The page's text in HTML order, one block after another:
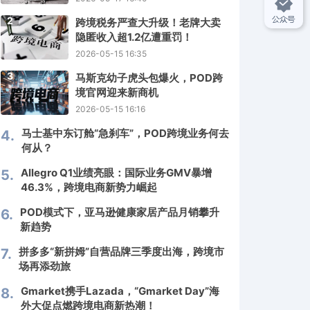
2
跨境税务严查大升级！老牌大卖
隐匿收入超1.2亿遭重罚！
2026-05-15 16:35
3
马斯克幼子虎头包爆火，POD跨
境官网迎来新商机
2026-05-15 16:16
4. 马士基中东订舱“急刹车”，POD跨境业务何去
何从？
5. Allegro Q1业绩亮眼：国际业务GMV暴增
46.3%，跨境电商新势力崛起
6.
POD模式下，亚马逊健康家居产品月销攀升
新趋势
7. 拼多多“新拼姆”自营品牌三季度出海，跨境市
场再添劲旅
8. Gmarket携手Lazada，“Gmarket Day”海
外大促点燃跨境电商新热潮！